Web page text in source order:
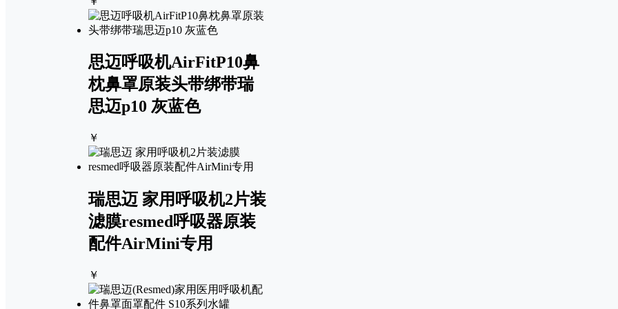
思迈呼吸机AirFitP10鼻
枕鼻罩原装头带绑带瑞
思迈p10 灰蓝色
￥
瑞思迈 家用呼吸机2片装
滤膜resmed呼吸器原装
配件AirMini专用
￥